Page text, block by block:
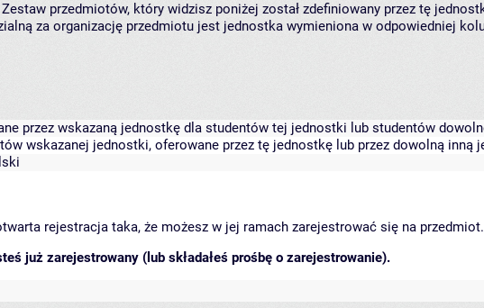
Zestaw przedmiotów, który widzisz poniżej został zdefiniowany przez tę
za organizację przedmiotu jest jednostka wymieniona w odpowiedniej
przez wskazaną jednostkę dla studentów tej jednostki lub studentów
wskazanej jednostki, oferowane przez tę jednostkę lub przez dowolną inną
rejestracja taka, że możesz w jej ramach zarejestrować się na przedmiot.
już zarejestrowany (lub składałeś prośbę o zarejestrowanie).